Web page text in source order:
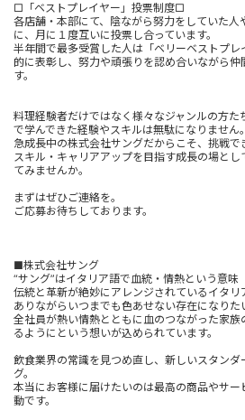
□「ベストプレイヤー」投票制度□
各店舗・本部にて、陰ながら努力をしていた
に、月に１度互いに投票し合っています。
半年間で最多受賞した人は「ベリーベストプ
的に表彰し、努力や頑張りを認め合いながら
す。
料理経験者だけではなく様々なジャンルの方た
で学んできた経験やスキルは無駄になりません。
急成長中の株式会社サングだからこそ、挑戦で
スキル・キャリアアップを目指す成長の場と
てみませんか。
まずはぜひご連絡を。
ご応募お待ちしております。
■株式会社サング
“サング”はイタリア語で血統・情熱という意味
伝統と革新が絶妙にアレンジされているイタ
ありながらいつまでも色あせない存在になりた
全社員が熱い情熱とともに血のつながった家族
るようにという想いが込められています。
飲食業界の常識を見つめ直し、新しいスタンダ
グ。
本当にお客様に届けたいのは最高の商品やサ
動です。